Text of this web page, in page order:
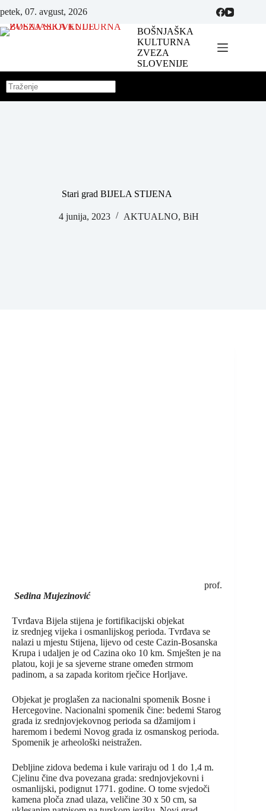
petek, 07. avgust, 2026
BOŠNJAŠKA
KULTURNA
ZVEZA
SLOVENIJE
Stari grad BIJELA STIJENA
4 junija, 2023 AKTUALNO,BiH
prof.
Sedina Mujezinović
Tvrđava Bijela stijena je fortifikacijski objekat
iz srednjeg vijeka i osmanlijskog perioda. Tvrđava se
nalazi u mjestu Stijena, lijevo od ceste Cazin-Bosanska
Krupa i udaljen je od Cazina oko 10 km. Smješten je na
platou, koji je sa sjeverne strane omeđen strmom
padinom, a sa zapada koritom rječice Horljave.
Objekat je proglašen za nacionalni spomenik Bosne i
Hercegovine. Nacionalni spomenik čine: bedemi Starog
grada iz srednjovjekovnog perioda sa džamijom i
haremom i bedemi Novog grada iz osmanskog perioda.
Spomenik je arheološki neistražen.
Debljine zidova bedema i kule variraju od 1 do 1,4 m.
Cjelinu čine dva povezana grada: srednjovjekovni i
osmanlijski, podignut 1771. godine. O tome svjedoči
kamena ploča znad ulaza, veličine 30 x 50 cm, sa